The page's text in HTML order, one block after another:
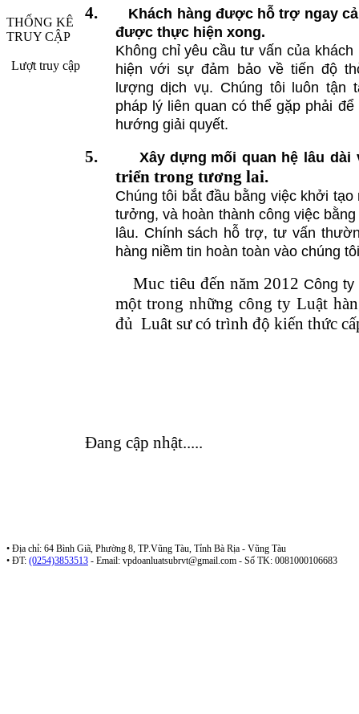
THỐNG KÊ
TRUY CẬP
Lượt truy cập
4.
Khách hàng được hỗ trợ ngay
được thực hiện xong.
Không chỉ yêu cầu tư vấn của
hiện với sự đảm bảo về tiến độ
lượng dịch vụ. Chúng tôi luôn tận
pháp lý liên quan có thể gặp phải
hướng giải quyết.
5. Xây dựng mối quan hệ lâu dài
triển trong tương lai.
Chúng tôi bắt đầu bằng việc khởi
tưởng, và hoàn thành công việc
lâu. Chính sách hỗ trợ, tư vấn
hàng niềm tin hoàn toàn vào chúng
Muc tiêu đến năm 2012 Công ty
một trong những công ty Luật
đủ Luât sư có trình độ kiến thức
Đang cập nhật.....
• Địa chỉ: 64 Bình Giã, Phường 8, TP.Vũng Tàu, Tỉnh Bà Rịa - Vũng Tàu
• ĐT: (0254)3853513 - Email: vpdoanluatsubrvt@gmail.com - Số TK: 0081000106683